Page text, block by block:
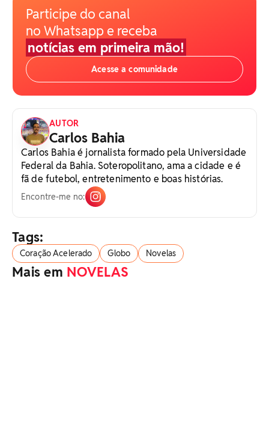
Participe do canal
no Whatsapp e receba
notícias em primeira mão!
Acesse a comunidade
AUTOR
Carlos Bahia
Carlos Bahia é jornalista formado pela Universidade
Federal da Bahia. Soteropolitano, ama a cidade e é
fã de futebol, entretenimento e boas histórias.
Encontre-me no:
Tags:
Coração Acelerado Globo Novelas
Mais em NOVELAS